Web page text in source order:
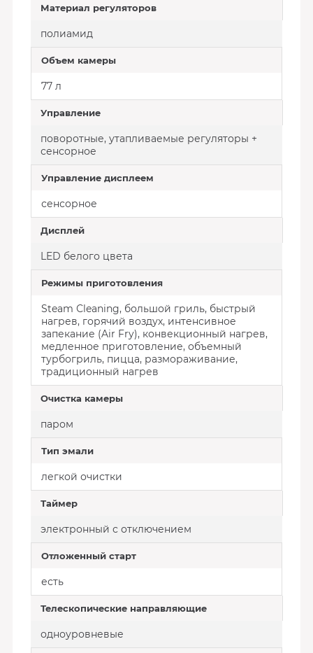
Материал регуляторов
полиамид
Объем камеры
77 л
Управление
поворотные, утапливаемые регуляторы +
сенсорное
Управление дисплеем
сенсорное
Дисплей
LED белого цвета
Режимы приготовления
Steam Сleaning, большой гриль, быстрый
нагрев, горячий воздух, интенсивное
запекание (Air Fry), конвекционный нагрев,
медленное приготовление, объемный
турбогриль, пицца, размораживание,
традиционный нагрев
Очистка камеры
паром
Тип эмали
легкой очистки
Таймер
электронный с отключением
Отложенный старт
есть
Телескопические направляющие
одноуровневые